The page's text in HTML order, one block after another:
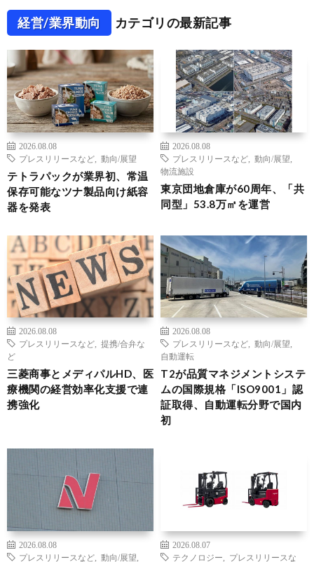
経営/業界動向 カテゴリの最新記事
2026.08.08
プレスリリースなど
動向/展望
テトラパックが業界初、常温
保存可能なツナ製品向け紙容
器を発表
2026.08.08
プレスリリースなど
動向/展望
物流施設
東京団地倉庫が60周年、「共
同型」53.8万㎡を運営
2026.08.08
プレスリリースなど
提携/合弁な
ど
三菱商事とメディパルHD、医
療機関の経営効率化支援で連
携強化
2026.08.08
プレスリリースなど
動向/展望
自動運転
T2が品質マネジメントシステ
ムの国際規格「ISO9001」認
証取得、自動運転分野で国内
初
2026.08.08
プレスリリースなど
動向/展望
2026.08.07
テクノロジー
プレスリリースな